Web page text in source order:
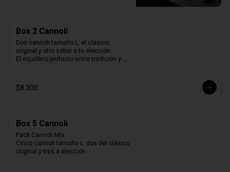
Box 2 Cannoli
Dos cannoli tamaño L: el clásico
original y otro sabor a tu elección.
El equilibrio perfecto entre tradición y
$8.300
Box 5 Cannoli
Pack Cannoli Mix
Cinco cannoli tamaño L: dos del clásico
original y tres a elección.